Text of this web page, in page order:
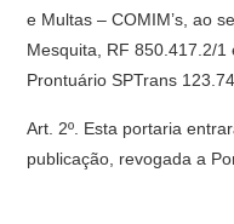
e Multas – COMIM’s, ao
Mesquita, RF 850.417.2/1
Prontuário SPTrans
Art. 2º. Esta portaria
publicação, revogada a